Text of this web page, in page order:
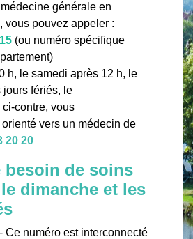
générale en
vous pouvez appeler :
15 (ou numéro spécifique
h, le samedi après 12 h, le
jours fériés, le
contre, vous
vers un médecin de
20 20
besoin de soins
dimanche et les
- Ce numéro est interconnecté